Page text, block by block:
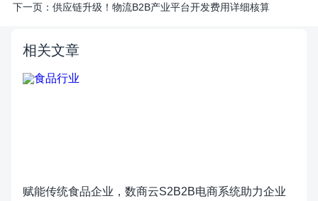
下一页： 供应链升级！物流B2B产业平台开发费用详细核算
相关文章
赋能传统食品企业，数商云S2B2B电商系统助力企业